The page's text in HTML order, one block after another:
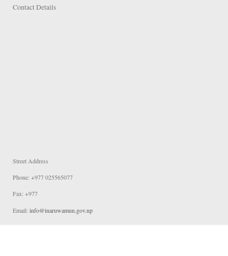
Contact Details
Street Address
Phone: +977 025565077
Fax: +977
Email: info@inaruwamun.gov.np